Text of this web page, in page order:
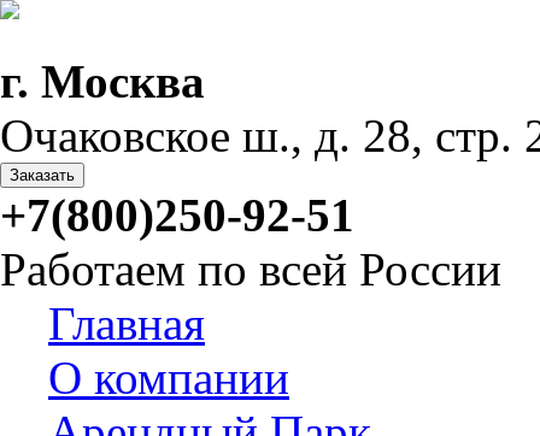
г. Москва
Очаковское ш., д. 28, стр.
Заказать
+7(800)250-92-51
Работаем по всей России
Главная
О компании